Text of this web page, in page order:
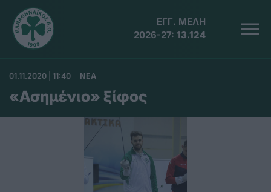
ΕΓΓ. ΜΕΛΗ
2026-27: 13.124
01.11.2020 | 11:40 ΝΕΑ
«Ασημένιο» ξίφος